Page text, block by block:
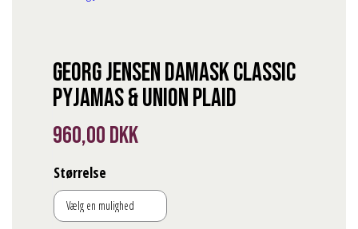
Georg Jensen Damask Classic
pyjamas & union plaid
960,00DKK
Størrelse